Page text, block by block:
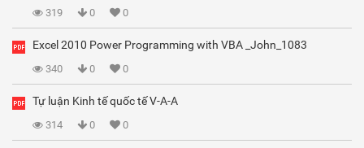
319 0 0
Excel 2010 Power Programming with VBA _John_1083
340 0 0
Tự luận Kinh tế quốc tế V-A-A
314 0 0